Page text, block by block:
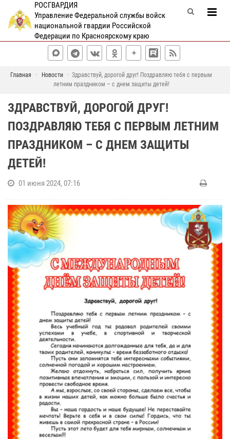
РОСГВАРДИЯ
Управление Федеральной службы войск
национальной гвардии Российской
Федерации по Красноярскому краю
Главная Новости
Здравствуй, дорогой друг! Поздравляю тебя с первым
летним праздником – с днем защиты детей!
ЗДРАВСТВУЙ, ДОРОГОЙ ДРУГ!
ПОЗДРАВЛЯЮ ТЕБЯ С ПЕРВЫМ ЛЕТНИМ
ПРАЗДНИКОМ – С ДНЕМ ЗАЩИТЫ
ДЕТЕЙ!
01 июня 2024, 07:16